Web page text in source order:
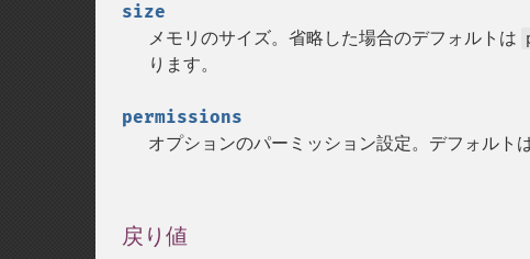
size
メモリのサイズ。省略した場合のデフォルトは
ります。
permissions
オプションのパーミッション設定。デフォルト
戻り値